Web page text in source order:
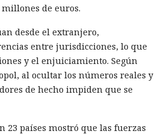
de euros.
desde el extranjero,
entre jurisdicciones, lo que
y el enjuiciamiento. Según
al ocultar los números reales y
de hecho impiden que se
23 países mostró que las fuerzas